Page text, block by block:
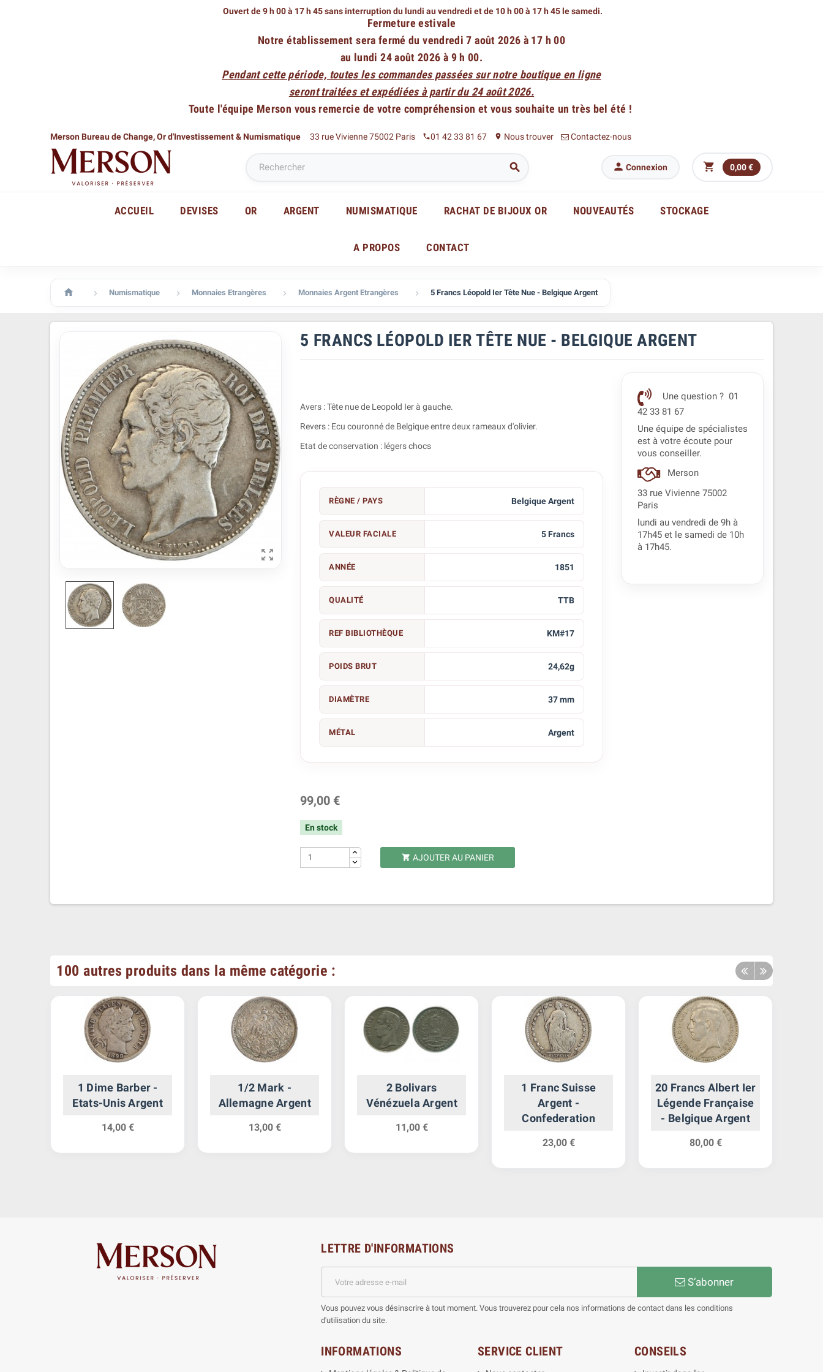
Ouvert de 9 h 00 à 17 h 45 sans interruption du lundi au vendredi et de 10 h 00 à 17 h 45 le samedi.
Fermeture estivale
Notre établissement sera fermé du vendredi 7 août 2026 à 17 h 00
au lundi 24 août 2026 à 9 h 00.
Pendant cette période, toutes les commandes passées sur notre boutique en ligne
seront traitées et expédiées à partir du 24 août 2026.
Toute l'équipe Merson vous remercie de votre compréhension et vous souhaite un très bel été !
Merson Bureau de Change, Or d'Investissement & Numismatique 33 rue Vivienne 75002 Paris phone01 42 33 81 67 place Nous trouver Contactez-nous
  Connexion  0,00 €
ACCUEIL DEVISES OR ARGENT NUMISMATIQUE RACHAT DE BIJOUX OR NOUVEAUTÉS STOCKAGE
A PROPOS CONTACT
  Numismatique  Monnaies Etrangères  Monnaies Argent Etrangères  5 Francs Léopold Ier Tête Nue - Belgique Argent

5 FRANCS LÉOPOLD IER TÊTE NUE - BELGIQUE ARGENT
Avers : Tête nue de Leopold Ier à gauche.
Revers : Ecu couronné de Belgique entre deux rameaux d'olivier.
Etat de conservation : légers chocs
RÈGNE / PAYS Belgique Argent
VALEUR FACIALE 5 Francs
ANNÉE 1851
QUALITÉ TTB
REF BIBLIOTHÈQUE KM#17
POIDS BRUT 24,62g
DIAMÈTRE 37 mm
MÉTAL Argent
99,00 €
En stock
 AJOUTER AU PANIER
Une question ? 01
42 33 81 67
Une équipe de spécialistes
est à votre écoute pour
vous conseiller.
Merson
33 rue Vivienne 75002
Paris
lundi au vendredi de 9h à
17h45 et le samedi de 10h
à 17h45.
100 autres produits dans la même catégorie :
1 Dime Barber -
Etats-Unis Argent
14,00 €
1/2 Mark -
Allemagne Argent
13,00 €
2 Bolivars
Vénézuela Argent
11,00 €
1 Franc Suisse
Argent -
Confederation
23,00 €
20 Francs Albert Ier
Légende Française
- Belgique Argent
80,00 €
LETTRE D'INFORMATIONS
S’abonner
Vous pouvez vous désinscrire à tout moment. Vous trouverez pour cela nos informations de contact dans les conditions
d'utilisation du site.
INFORMATIONS SERVICE CLIENT CONSEILS